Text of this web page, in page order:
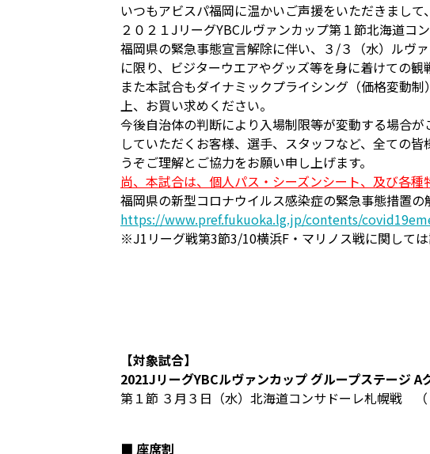
いつもアビスパ福岡に温かいご声援をいただきまして
２０２１JリーグYBCルヴァンカップ第１節北海道コ
福岡県の緊急事態宣言解除に伴い、３/３（水）ルヴ
に限り、ビジターウエアやグッズ等を身に着けての観
また本試合もダイナミックプライシング（価格変動
上、お買い求めください。
今後自治体の判断により入場制限等が変動する場合
していただくお客様、選手、スタッフなど、全ての
うぞご理解とご協力をお願い申し上げます。
尚、本試合は、個人パス・シーズンシート、及び各
福岡県の新型コロナウイルス感染症の緊急事態措置
https://www.pref.fukuoka.lg.jp/contents/
※J1リーグ戦第3節3/10横浜F・マリノス戦に関しては
【対象試合】
2021JリーグYBCルヴァンカップ グループステージ A
第１節 ３月３日（水）北海道コンサドーレ札幌戦 （
■ 座席割